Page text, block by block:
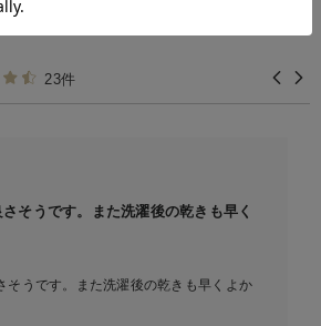
の高評価レビュー
23件
そうです。また洗濯後の乾きも早く
そうです。また洗濯後の乾きも早くよか